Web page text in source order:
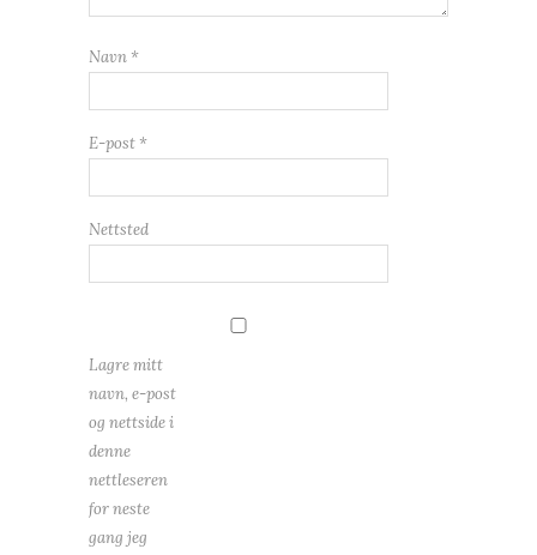
Navn *
E-post *
Nettsted
Lagre mitt
navn, e-post
og nettside i
denne
nettleseren
for neste
gang jeg